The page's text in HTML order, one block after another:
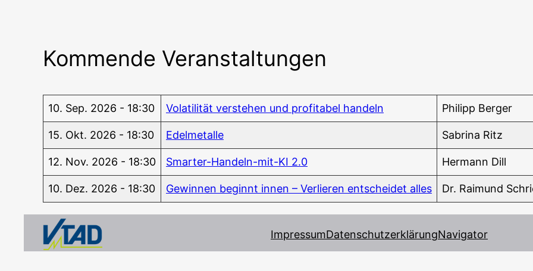
Kommende Veranstaltungen
10. Sep. 2026 - 18:30 Vola­ti­li­tät ver­ste­hen und pro­fi­ta­bel handeln Phil­ipp Berger
15. Okt. 2026 - 18:30 Edel­me­tal­le Sabri­na Ritz
12. Nov. 2026 - 18:30 Smar­ter-Han­deln-mit-KI 2.0 Her­mann Dill
10. Dez. 2026 - 18:30 Gewin­nen beginnt innen – Ver­lie­ren ent­schei­det alles Dr. Rai­mund
ImpressumDatenschutzerklärungNavigator